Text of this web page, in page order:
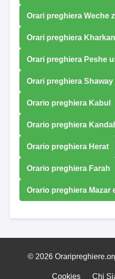
Orari preghiera Weche
Orari preghiera
Orari preghiera Peshe
Orari preghiera Shaway
Orario preghiera Kabul
Orario preghiera
Orario preghiera Herat
Orario preghiera Farah
Orario preghiera Mazar
© 2026
Cookies Chi